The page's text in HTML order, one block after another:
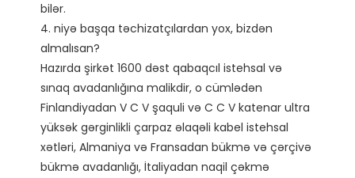
bilər.
4. niyə başqa təchizatçılardan yox, bizdən
almalısan?
Hazırda şirkət 1600 dəst qabaqcıl istehsal və
sınaq avadanlığına malikdir, o cümlədən
Finlandiyadan V C V şaquli və C C V katenar ultra
yüksək gərginlikli çarpaz əlaqəli kabel istehsal
xətləri, Almaniya və Fransadan bükmə və çərçivə
bükmə avadanlığı, İtaliyadan naqil çəkmə